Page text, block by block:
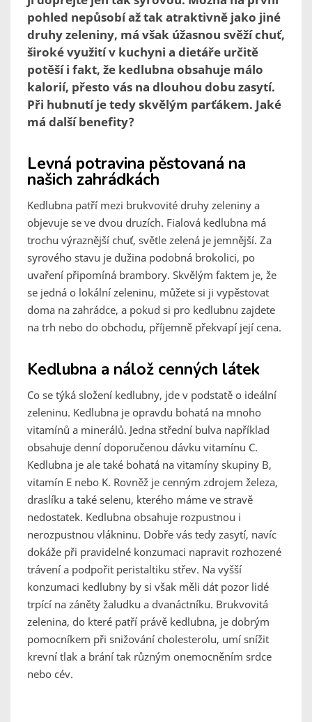
pohled nepůsobí až tak atraktivně jako jiné
druhy zeleniny, má však úžasnou svěží chuť,
široké využití v kuchyni a dietáře určitě
potěší i fakt, že kedlubna obsahuje málo
kalorií, přesto vás na dlouhou dobu zasytí.
Při hubnutí je tedy skvělým parťákem. Jaké
má další benefity?
Levná potravina pěstovaná na
našich zahrádkách
Kedlubna patří mezi brukvovité druhy zeleniny a
objevuje se ve dvou druzích. Fialová kedlubna má
trochu výraznější chuť, světle zelená je jemnější. Za
syrového stavu je dužina podobná brokolici, po
uvaření připomíná brambory. Skvělým faktem je, že
se jedná o lokální zeleninu, můžete si ji vypěstovat
doma na zahrádce, a pokud si pro kedlubnu zajdete
na trh nebo do obchodu, příjemně překvapí její cena.
Kedlubna a nálož cenných látek
Co se týká složení kedlubny, jde v podstatě o ideální
zeleninu. Kedlubna je opravdu bohatá na mnoho
vitamínů a minerálů. Jedna střední bulva například
obsahuje denní doporučenou dávku vitamínu C.
Kedlubna je ale také bohatá na vitamíny skupiny B,
vitamín E nebo K. Rovněž je cenným zdrojem železa,
draslíku a také selenu, kterého máme ve stravě
nedostatek. Kedlubna obsahuje rozpustnou i
nerozpustnou vlákninu. Dobře vás tedy zasytí, navíc
dokáže při pravidelné konzumaci napravit rozhozené
trávení a podpořit peristaltiku střev. Na vyšší
konzumaci kedlubny by si však měli dát pozor lidé
trpící na záněty žaludku a dvanáctníku. Brukvovitá
zelenina, do které patří právě kedlubna, je dobrým
pomocníkem při snižování cholesterolu, umí snížit
krevní tlak a brání tak různým onemocněním srdce
nebo cév.